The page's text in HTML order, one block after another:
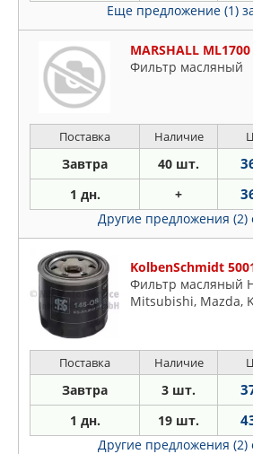
Еще предложение (1)
MARSHALL ML1700
Фильтр масляный
Поставка Наличие
Завтра 40 шт.
1 дн. +
Другие предложения (2)
KolbenSchmidt
Фильтр масляный
Mitsubishi, Mazda,
Поставка Наличие
Завтра 3 шт.
1 дн. 19 шт.
Другие предложения (2)